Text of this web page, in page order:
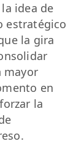
idea de
estratégico
la gira
mayor
en
la